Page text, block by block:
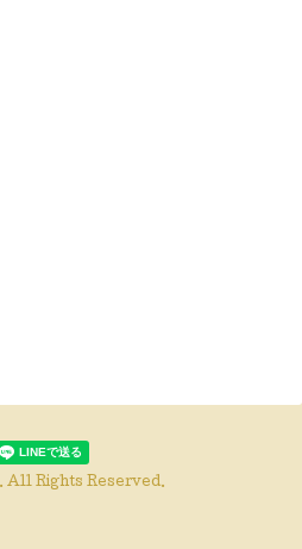
. All Rights Reserved.